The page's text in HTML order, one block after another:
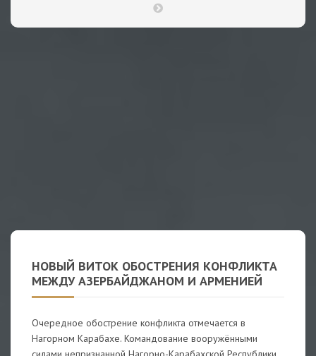
НОВЫЙ ВИТОК ОБОСТРЕНИЯ КОНФЛИКТА
МЕЖДУ АЗЕРБАЙДЖАНОМ И АРМЕНИЕЙ
Очередное обострение конфликта отмечается в
Нагорном Карабахе. Командование вооружёнными